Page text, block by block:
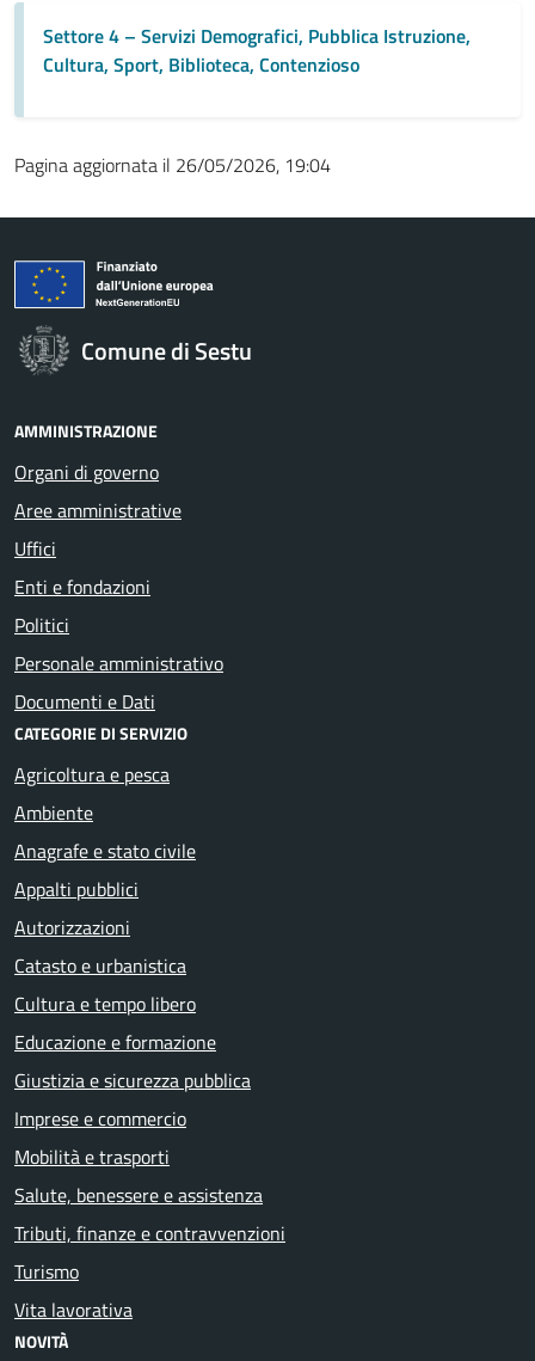
Settore 4 – Servizi Demografici, Pubblica Istruzione,
Cultura, Sport, Biblioteca, Contenzioso
Pagina aggiornata il 26/05/2026, 19:04
Comune di Sestu
AMMINISTRAZIONE
Organi di governo
Aree amministrative
Uffici
Enti e fondazioni
Politici
Personale amministrativo
Documenti e Dati
CATEGORIE DI SERVIZIO
Agricoltura e pesca
Ambiente
Anagrafe e stato civile
Appalti pubblici
Autorizzazioni
Catasto e urbanistica
Cultura e tempo libero
Educazione e formazione
Giustizia e sicurezza pubblica
Imprese e commercio
Mobilità e trasporti
Salute, benessere e assistenza
Tributi, finanze e contravvenzioni
Turismo
Vita lavorativa
NOVITÀ